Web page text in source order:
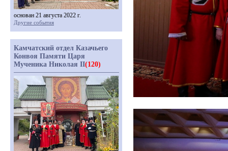
основан 21 августа 2022 г.
Другие события
Камчатский отдел Казачьего
Конвоя Памяти Царя
Мученика Николая II(120)